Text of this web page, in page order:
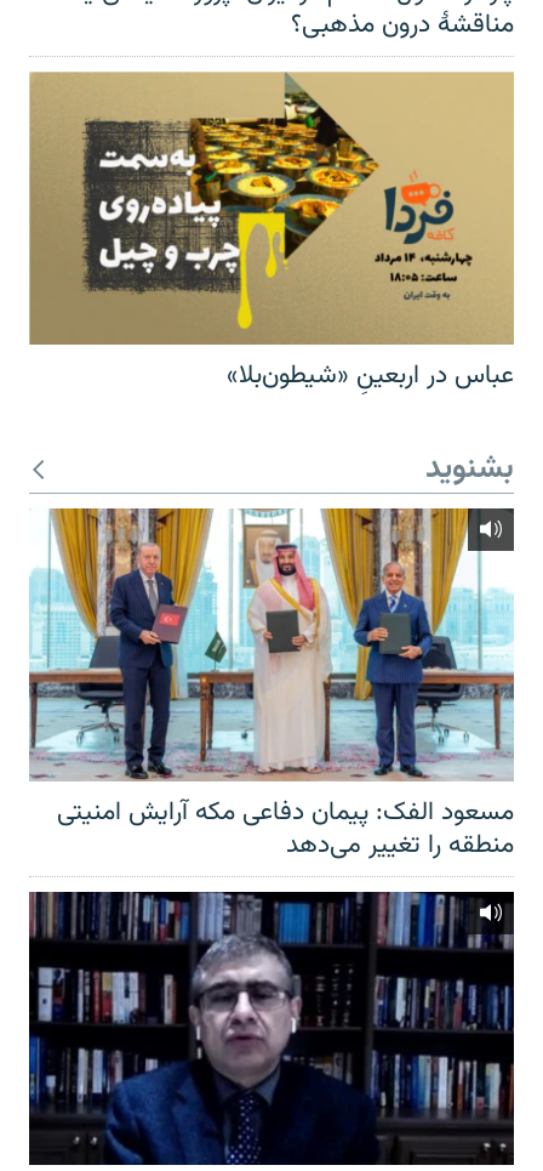
مناقشهٔ درون مذهبی؟
عباس در اربعینِ «شیطون‌بلا»
بشنوید
مسعود الفک: پیمان دفاعی مکه آرایش امنیتی
منطقه را تغییر می‌دهد